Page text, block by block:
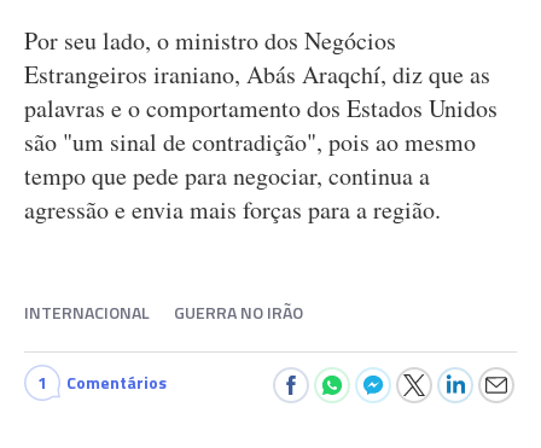
Por seu lado, o ministro dos Negócios
Estrangeiros iraniano, Abás Araqchí, diz que as
palavras e o comportamento dos Estados Unidos
são "um sinal de contradição", pois ao mesmo
tempo que pede para negociar, continua a
agressão e envia mais forças para a região.
INTERNACIONAL GUERRA NO IRÃO
1 Comentários